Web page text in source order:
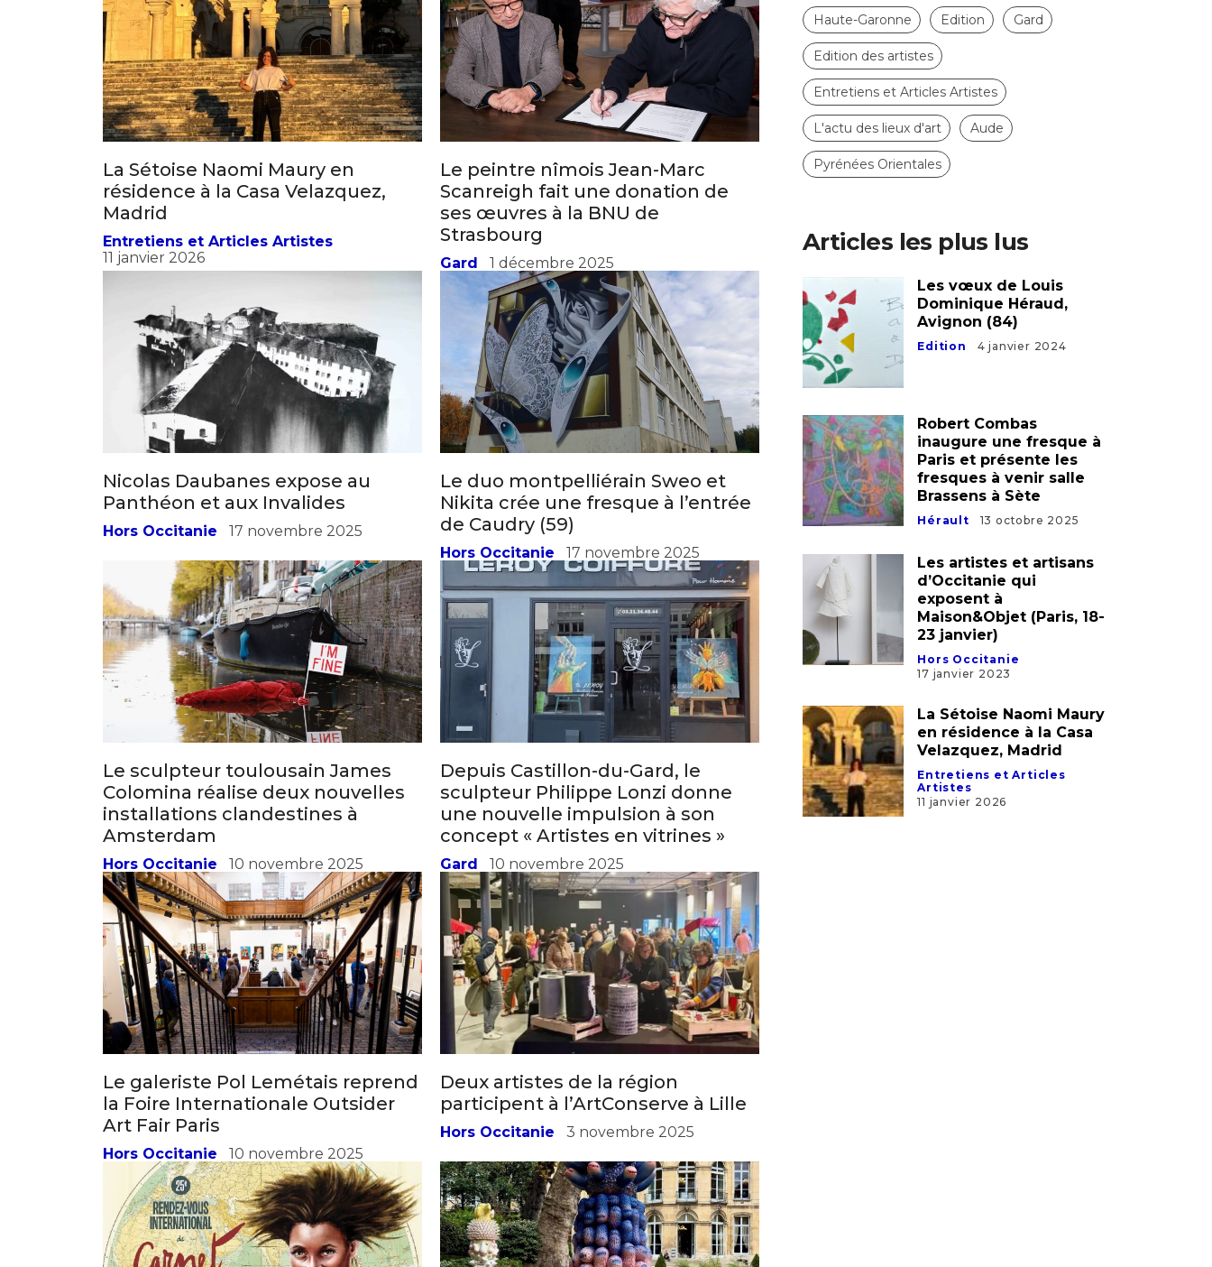
La Sétoise Naomi Maury en
résidence à la Casa Velazquez,
Madrid
Entretiens et Articles Artistes
Le peintre nîmois Jean-Marc
Scanreigh fait une donation de
ses œuvres à la BNU de
Strasbourg
Nicolas Daubanes expose au
Panthéon et aux Invalides
Hors Occitanie 17 novembre 2025
Le duo montpelliérain Sweo et
Nikita crée une fresque à l’entrée
de Caudry (59)
Hors Occitanie 17 novembre 2025
Le sculpteur toulousain James
Colomina réalise deux nouvelles
installations clandestines à
Amsterdam
Depuis Castillon-du-Gard, le
sculpteur Philippe Lonzi donne
une nouvelle impulsion à son
concept « Artistes en vitrines »
Le galeriste Pol Lemétais reprend
la Foire Internationale Outsider
Art Fair Paris
Hors Occitanie 10 novembre 2025
Deux artistes de la région
participent à l’ArtConserve à Lille
Hors Occitanie 3 novembre 2025
L'actu des lieux d'art Aude
Pyrénées Orientales
Articles les plus lus
Les vœux de Louis
Edition 4 janvier 2024
Robert Combas
inaugure une fresque à
Paris et présente les
Les artistes et artisans
d’Occitanie qui
exposent à
23 janvier)
17 janvier 2023
La Sétoise Naomi Maury
en résidence à la Casa
Velazquez, Madrid
Entretiens et Articles
Artistes